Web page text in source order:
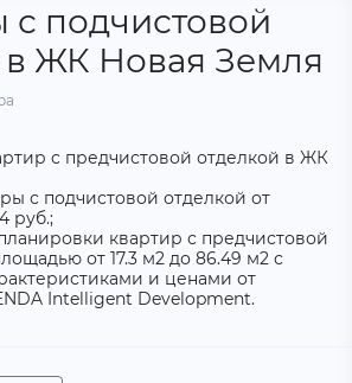
с подчистовой
в ЖК Новая Земля
с предчистовой отделкой в ЖК
с подчистовой отделкой от
руб.;
квартир с предчистовой
от 17.3 м2 до 86.49 м2 с
и ценами от
Intelligent Development.